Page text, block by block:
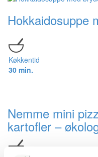
Hokkaidosuppe
Køkkentid
30 min.
Nemme mini
kartofler –